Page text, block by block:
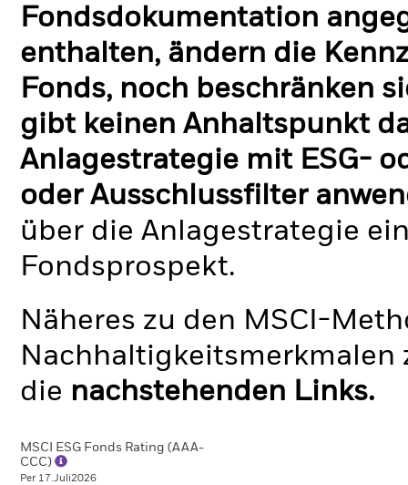
Fondsdokumentation
enthalten, ändern die
Fonds, noch beschränken
gibt keinen Anhaltspunkt
Anlagestrategie mit ESG-
oder Ausschlussfilter
über die Anlagestrategie
Fondsprospekt.
Näheres zu den MSCI-
Nachhaltigkeitsmerkmalen
die nachstehenden Links.
MSCI ESG Fonds Rating (AAA-
CCC)
Per 17.Juli2026